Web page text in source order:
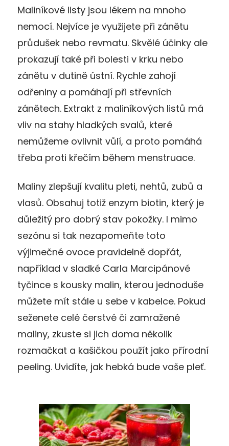
Maliníkové listy jsou lékem na mnoho
nemocí. Nejvíce je využijete při zánětu
průdušek nebo revmatu. Skvělé účinky ale
prokazují také při bolesti v krku nebo
zánětu v dutině ústní. Rychle zahojí
odřeniny a pomáhají při střevních
zánětech. Extrakt z maliníkových listů má
vliv na stahy hladkých svalů, které
nemůžeme ovlivnit vůlí, a proto pomáhá
třeba proti křečím během menstruace.
Maliny zlepšují kvalitu pleti, nehtů, zubů a
vlasů. Obsahuj totiž enzym biotin, který je
důležitý pro dobrý stav pokožky. I mimo
sezónu si tak nezapomeňte toto
výjimečné ovoce pravidelně dopřát,
například v sladké Carla Marcipánové
tyčince s kousky malin, kterou jednoduše
můžete mít stále u sebe v kabelce. Pokud
seženete celé čerstvé či zamražené
maliny, zkuste si jich doma několik
rozmačkat a kašičkou použít jako přírodní
peeling. Uvidíte, jak hebká bude vaše pleť.